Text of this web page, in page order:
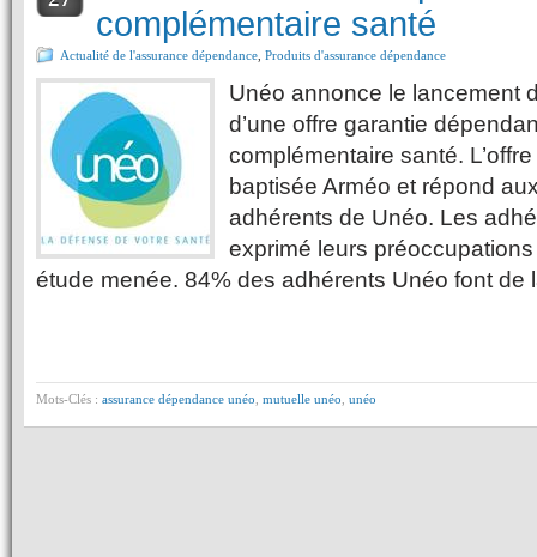
complémentaire santé
Actualité de l'assurance dépendance Produits d'assurance dépendance
Unéo annonce le lancement
d’une offre garantie
complémentaire santé.
baptisée Arméo et répond
adhérents de Unéo. Les
exprimé leurs préoccupations
étude menée. 84% des adhérents Unéo font
Mots-Clés : assurance dépendance unéo mutuelle unéo unéo